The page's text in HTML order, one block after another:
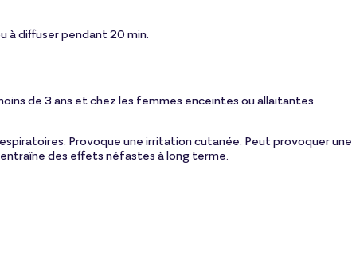
à diffuser pendant 20 min.
de 3 ans et chez les femmes enceintes ou allaitantes.
Provoque une irritation cutanée. Peut provoquer
des effets néfastes à long terme.